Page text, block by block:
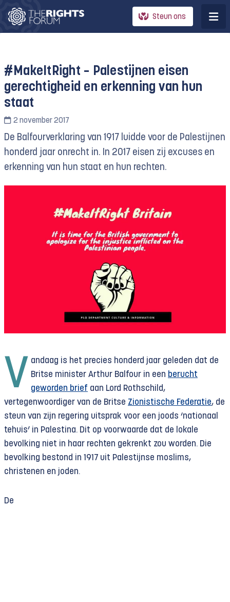
Steun ons
#MakeItRight – Palestijnen eisen
gerechtigheid en erkenning van hun
staat
2 november 2017
De Balfourverklaring van 1917 luidde voor de Palestijnen
honderd jaar onrecht in. In 2017 eisen zij excuses en
erkenning van hun staat en hun rechten.
V andaag is het precies honderd jaar geleden dat de
Britse minister Arthur Balfour in een berucht
geworden brief aan Lord Rothschild,
vertegenwoordiger van de Britse Zionistische Federatie, de
steun van zijn regering uitsprak voor een joods ‘nationaal
tehuis’ in Palestina. Dit op voorwaarde dat de lokale
bevolking niet in haar rechten gekrenkt zou worden. Die
bevolking bestond in 1917 uit Palestijnse moslims,
christenen en joden.
De